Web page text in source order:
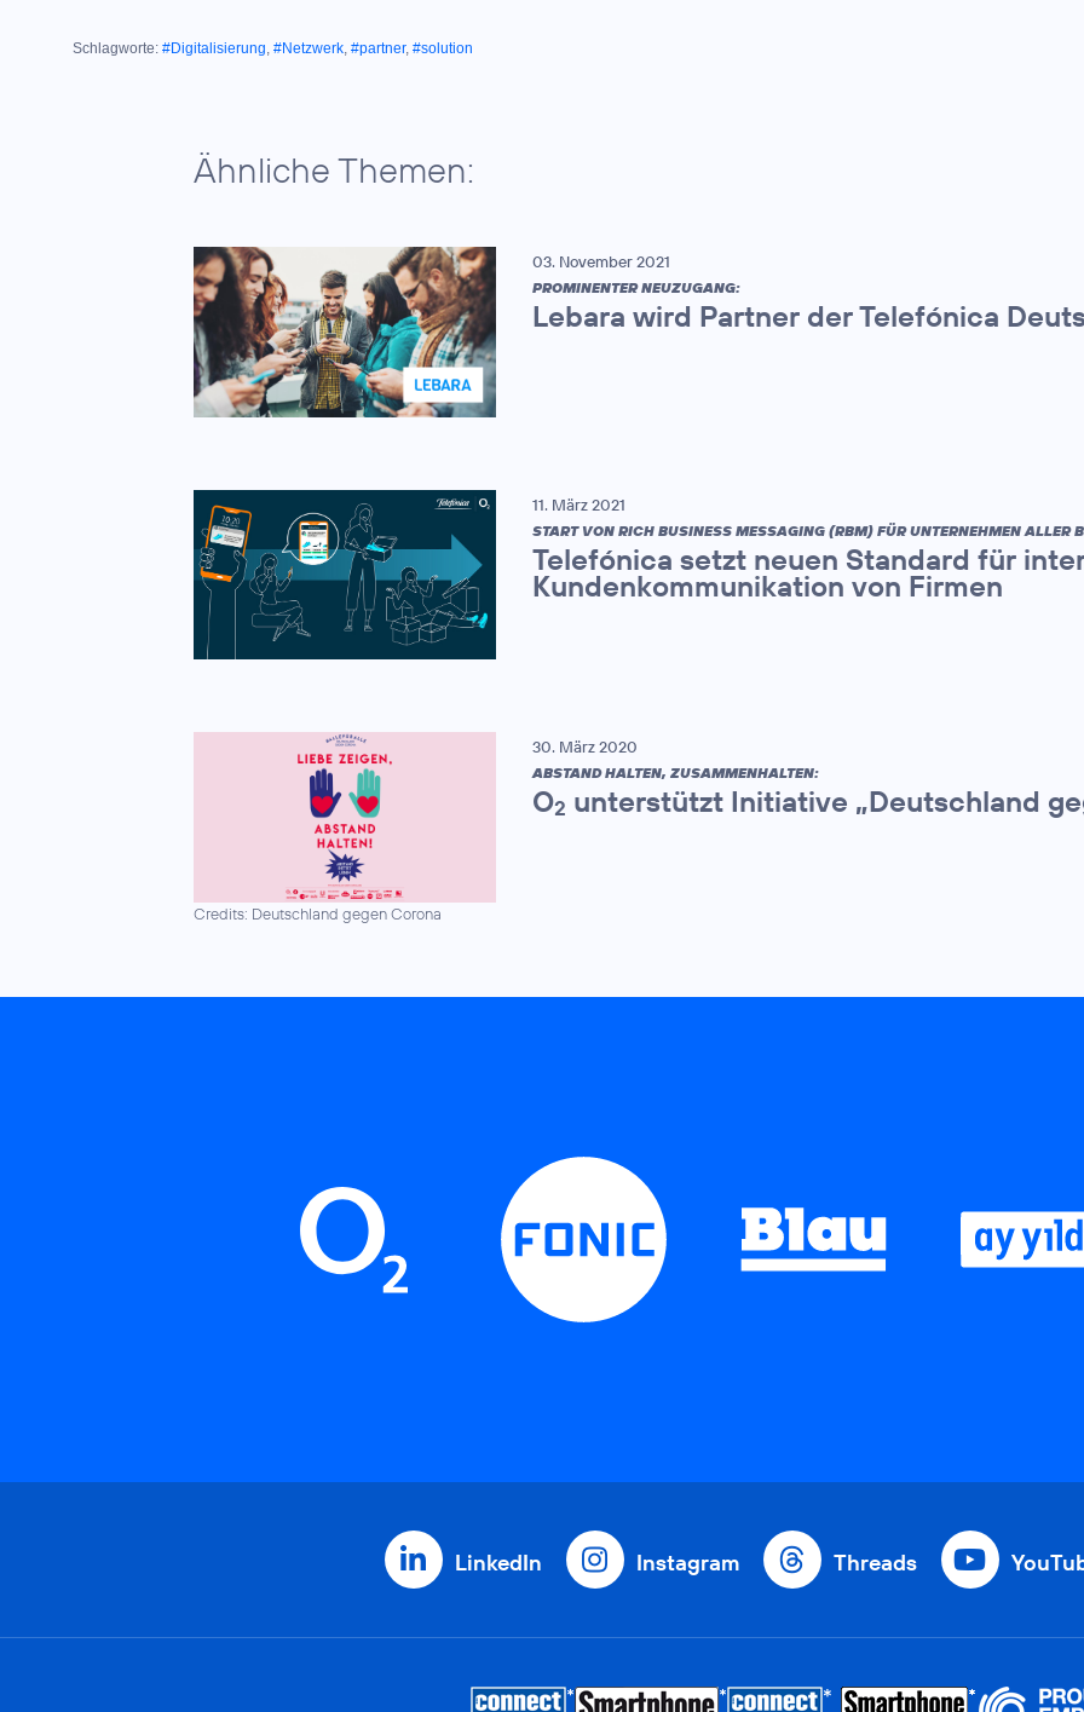
Schlagworte: #Digitalisierung, #Netzwerk, #partner, #solution
Ähnliche Themen:
03. November 2021
PROMINENTER NEUZUGANG:
Lebara wird Partner der Telefónica
11. März 2021
START VON RICH BUSINESS MESSAGING (RBM) FÜR UNTERNEHMEN ALLER
Telefónica setzt neuen Standard für
Kundenkommunikation von Firmen
Credits: Deutschland gegen Corona
30. März 2020
ABSTAND HALTEN, ZUSAMMENHALTEN:
O2 unterstützt Initiative „Deutschland
LinkedIn Instagram Threads